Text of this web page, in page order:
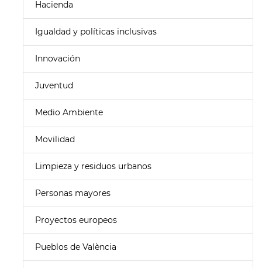
Hacienda
Igualdad y políticas inclusivas
Innovación
Juventud
Medio Ambiente
Movilidad
Limpieza y residuos urbanos
Personas mayores
Proyectos europeos
Pueblos de València